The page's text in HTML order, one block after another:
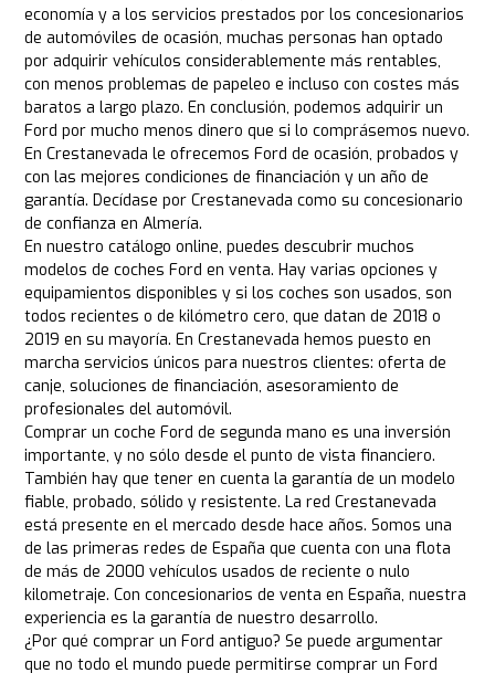
economía y a los servicios prestados por los concesionarios
de automóviles de ocasión, muchas personas han optado
por adquirir vehículos considerablemente más rentables,
con menos problemas de papeleo e incluso con costes más
baratos a largo plazo. En conclusión, podemos adquirir un
Ford por mucho menos dinero que si lo comprásemos nuevo.
En Crestanevada le ofrecemos Ford de ocasión, probados y
con las mejores condiciones de financiación y un año de
garantía. Decídase por Crestanevada como su concesionario
de confianza en Almería.
En nuestro catálogo online, puedes descubrir muchos
modelos de coches Ford en venta. Hay varias opciones y
equipamientos disponibles y si los coches son usados, son
todos recientes o de kilómetro cero, que datan de 2018 o
2019 en su mayoría. En Crestanevada hemos puesto en
marcha servicios únicos para nuestros clientes: oferta de
canje, soluciones de financiación, asesoramiento de
profesionales del automóvil.
Comprar un coche Ford de segunda mano es una inversión
importante, y no sólo desde el punto de vista financiero.
También hay que tener en cuenta la garantía de un modelo
fiable, probado, sólido y resistente. La red Crestanevada
está presente en el mercado desde hace años. Somos una
de las primeras redes de España que cuenta con una flota
de más de 2000 vehículos usados de reciente o nulo
kilometraje. Con concesionarios de venta en España, nuestra
experiencia es la garantía de nuestro desarrollo.
¿Por qué comprar un Ford antiguo? Se puede argumentar
que no todo el mundo puede permitirse comprar un Ford